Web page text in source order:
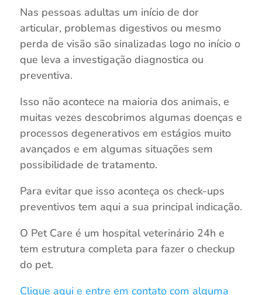
Nas pessoas adultas um início de dor
articular, problemas digestivos ou mesmo
perda de visão são sinalizadas logo no início o
que leva a investigação diagnostica ou
preventiva.
Isso não acontece na maioria dos animais, e
muitas vezes descobrimos algumas doenças e
processos degenerativos em estágios muito
avançados e em algumas situações sem
possibilidade de tratamento.
Para evitar que isso aconteça os check-ups
preventivos tem aqui a sua principal indicação.
O Pet Care é um hospital veterinário 24h e
tem estrutura completa para fazer o checkup
do pet.
Clique aqui e entre em contato com alguma